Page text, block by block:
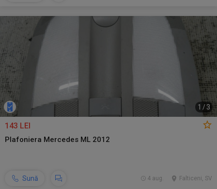
1 / 3
143 LEI
Plafoniera Mercedes ML 2012
Sună Falticeni, SV
4 aug.